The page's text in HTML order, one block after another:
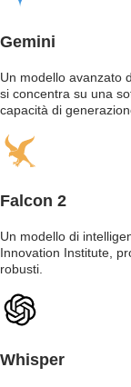
Gemini
Un modello avanzato
si concentra su una
capacità di
Falcon 2
Un modello di
Innovation Institute,
robusti.
Whisper